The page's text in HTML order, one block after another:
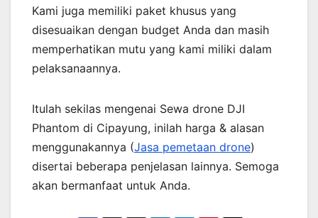
Kami juga memiliki paket khusus yang
disesuaikan dengan budget Anda dan masih
memperhatikan mutu yang kami miliki dalam
pelaksanaannya.
Itulah sekilas mengenai Sewa drone DJI
Phantom di Cipayung, inilah harga & alasan
menggunakannya (Jasa pemetaan drone)
disertai beberapa penjelasan lainnya. Semoga
akan bermanfaat untuk Anda.